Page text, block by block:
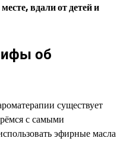
вдали от детей и
об
существует
с самыми
эфирные масла